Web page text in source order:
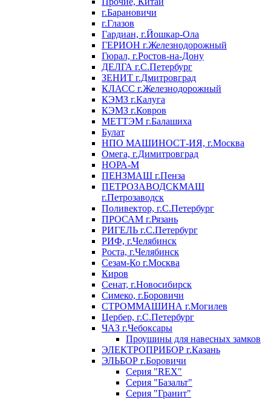
г.Барановичи
г.Глазов
Гардиан, г.Йошкар-Ола
ГЕРИОН г.Железнодорожный
Гюрал, г.Ростов-на-Дону
ДЕЛГА г.С.Петербург
ЗЕНИТ г.Дмитровград
КЛАСС г.Железнодорожный
КЭМЗ г.Калуга
КЭМЗ г.Ковров
МЕТТЭМ г.Балашиха
Булат
НПО МАШИНОСТ-ИЯ, г.Москва
Омега, г.Димитровград
НОРА-М
ПЕНЗМАШ г.Пенза
ПЕТРОЗАВОДСКМАШ
г.Петрозаводск
Поливектор, г.С.Петербург
ПРОСАМ г.Рязань
РИГЕЛЬ г.С.Петербург
РИФ, г.Челябинск
Роста, г.Челябинск
Сезам-Ко г.Москва
Киров
Сенат, г.Новосибирск
Симеко, г.Боровичи
СТРОММАШИНА г.Могилев
Цербер, г.С.Петербург
ЧАЗ г.Чебоксары
Проушины для навесных замков
ЭЛЕКТРОПРИБОР г.Казань
ЭЛЬБОР г.Боровичи
Серия "REX"
Серия "Базальт"
Серия "Гранит"